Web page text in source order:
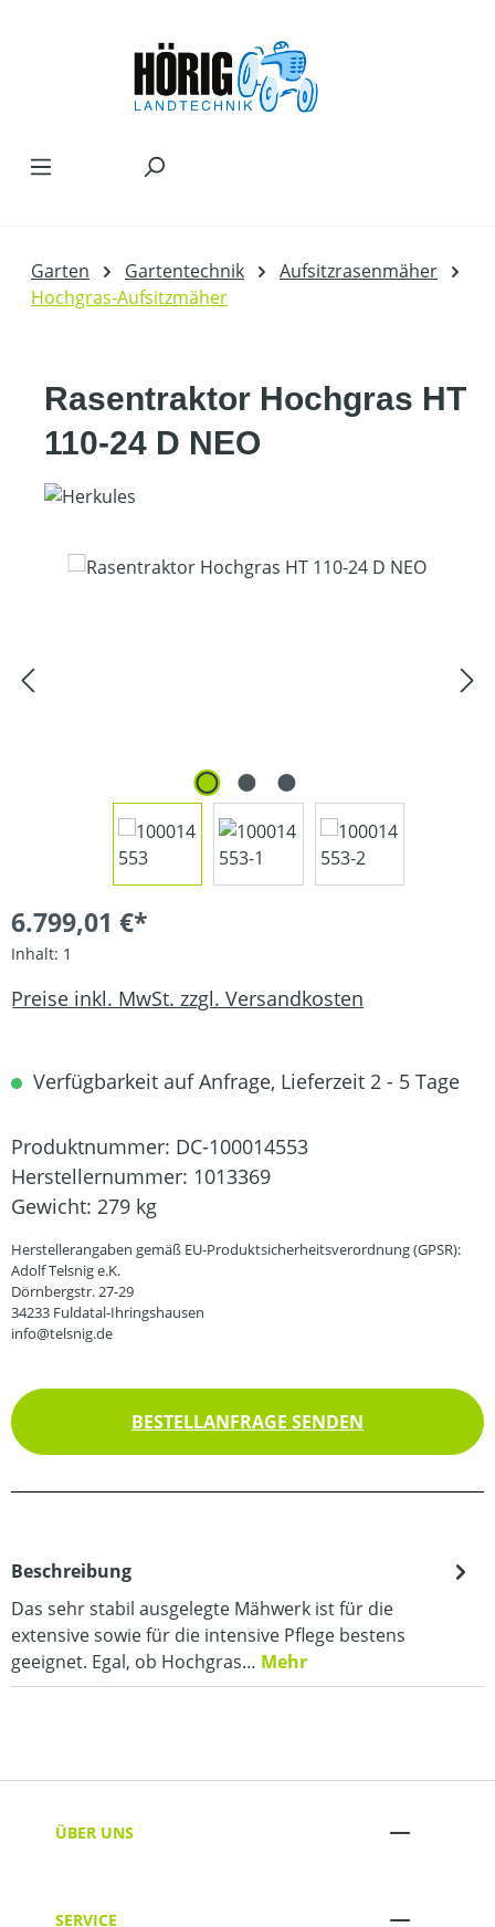
Garten Gartentechnik
Aufsitzrasenmäher
Hochgras-Aufsitzmäher
Rasentraktor Hochgras HT
110-24 D NEO
Bildergalerie überspringen
6.799,01 €*
Inhalt: 1
Preise inkl. MwSt. zzgl. Versandkosten
Verfügbarkeit auf Anfrage, Lieferzeit 2 - 5 Tage
Produktnummer: DC-100014553
Herstellernummer: 1013369
Gewicht: 279 kg
Herstellerangaben gemäß EU-Produktsicherheitsverordnung (GPSR):
Adolf Telsnig e.K.
Dörnbergstr. 27-29
34233 Fuldatal-Ihringshausen
info@telsnig.de
BESTELLANFRAGE SENDEN
Beschreibung
Das sehr stabil ausgelegte Mähwerk ist für die
extensive sowie für die intensive Pflege bestens
geeignet. Egal, ob Hochgras… Mehr
ÜBER UNS
SERVICE